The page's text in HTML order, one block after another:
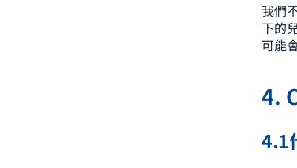
我們
下的
可能
4.
4.1